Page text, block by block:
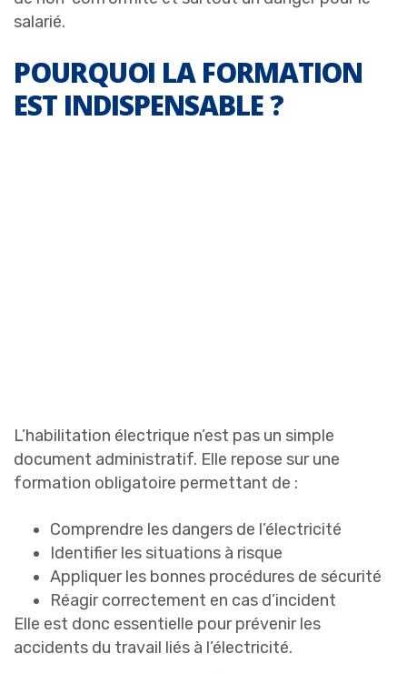
salarié.
POURQUOI LA FORMATION
EST INDISPENSABLE ?
L’habilitation électrique n’est pas un simple
document administratif. Elle repose sur une
formation obligatoire permettant de :
Comprendre les dangers de l’électricité
Identifier les situations à risque
Appliquer les bonnes procédures de sécurité
Réagir correctement en cas d’incident
Elle est donc essentielle pour prévenir les
accidents du travail liés à l’électricité.